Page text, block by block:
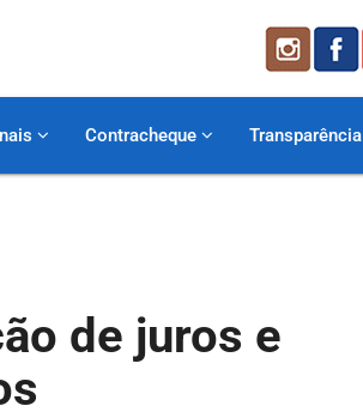
Contracheque Transparência
de juros e